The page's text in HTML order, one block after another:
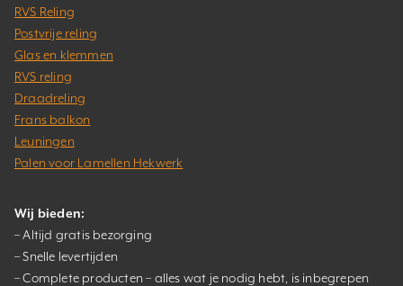
RVS Reling
Postvrije reling
Glas en klemmen
RVS reling
Draadreling
Frans balkon
Leuningen
Palen voor Lamellen Hekwerk
Wij bieden:
– Altijd gratis bezorging
– Snelle levertijden
– Complete producten – alles wat je nodig hebt, is inbegrepen